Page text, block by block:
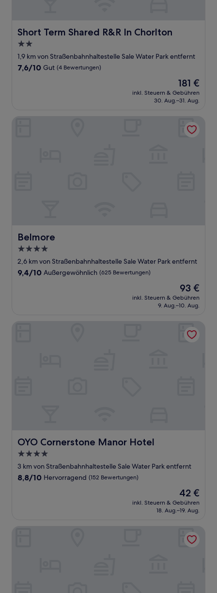
Short Term Shared R&R In Chorlton
Short Term Shared R&R In Chorlton
2.0-
Sterne-
Unterkunft
1,9 km von Straßenbahnhaltestelle Sale Water Park entfernt
7.6
7,6/10 Gut (4 Bewertungen)
Der
Preis
beträgt
181 €
inkl. Steuern & Gebühren
30. Aug.–31. Aug.
Belmore
Belmore
4.0-
Sterne-
Unterkunft
2,6 km von Straßenbahnhaltestelle Sale Water Park entfernt
9.4
9,4/10 Außergewöhnlich (625 Bewertungen)
Der
Preis
beträgt
93 €
inkl. Steuern & Gebühren
9. Aug.–10. Aug.
OYO Cornerstone Manor Hotel
OYO Cornerstone Manor Hotel
4.0-
Sterne-
Unterkunft
3 km von Straßenbahnhaltestelle Sale Water Park entfernt
8.8
8,8/10 Hervorragend (152 Bewertungen)
Der
Preis
beträgt
42 €
inkl. Steuern & Gebühren
18. Aug.–19. Aug.